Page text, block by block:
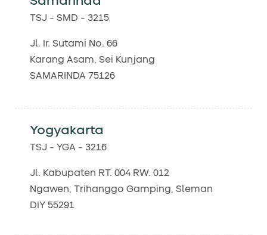
TSJ - SMD - 3215
Jl. Ir. Sutami No. 66
Karang Asam, Sei Kunjang
SAMARINDA 75126
Yogyakarta
TSJ - YGA - 3216
Jl. Kabupaten RT. 004 RW. 012
Ngawen, Trihanggo Gamping, Sleman
DIY 55291